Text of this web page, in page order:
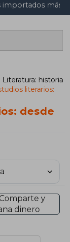
importados más
Literatura: historia
literarios:
desde
Comparte y
dinero